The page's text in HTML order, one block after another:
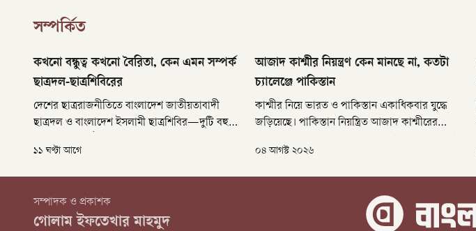
সম্পর্কিত
কখনো বন্ধুত্ব কখনো বৈরিতা, কেন এমন সম্পর্ক
ছাত্রদল-ছাত্রশিবিরের
দেশের ছাত্ররাজনীতিতে বাংলাদেশ জাতীয়তাবাদী
ছাত্রদল ও বাংলাদেশ ইসলামী ছাত্রশিবির—দুটি বহুল
আন্দোলনে পাশাপাশি অবস্থান নিয়েছে, কখনো একই
জড়িয়েছে।
১১ ঘণ্টা আগে
আজাদ কাশ্মীর নিয়ন্ত্রণ কেন মানছে না, কতটা
চ্যালেঞ্জে পাকিস্তান
কাশ্মীর নিয়ে ভারত ও পাকিস্তান একাধিকবার যুদ্ধে
জড়িয়েছে। পাকিস্তান নিয়ন্ত্রিত আজাদ কাশ্মীরের
চিত্র বদলেছে, মানুষের মধ্যে অসন্তোষ বাড়ছে, যা
০৪ আগস্ট ২০২৬
সম্পাদক ও প্রকাশক
গোলাম ইফতেখার মাহমুদ